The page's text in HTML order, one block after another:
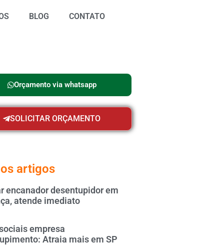
BLOG CONTATO
Orçamento via whatsapp
SOLICITAR ORÇAMENTO
artigos
encanador desentupidor em
atende imediato
empresa
Atraia mais em SP